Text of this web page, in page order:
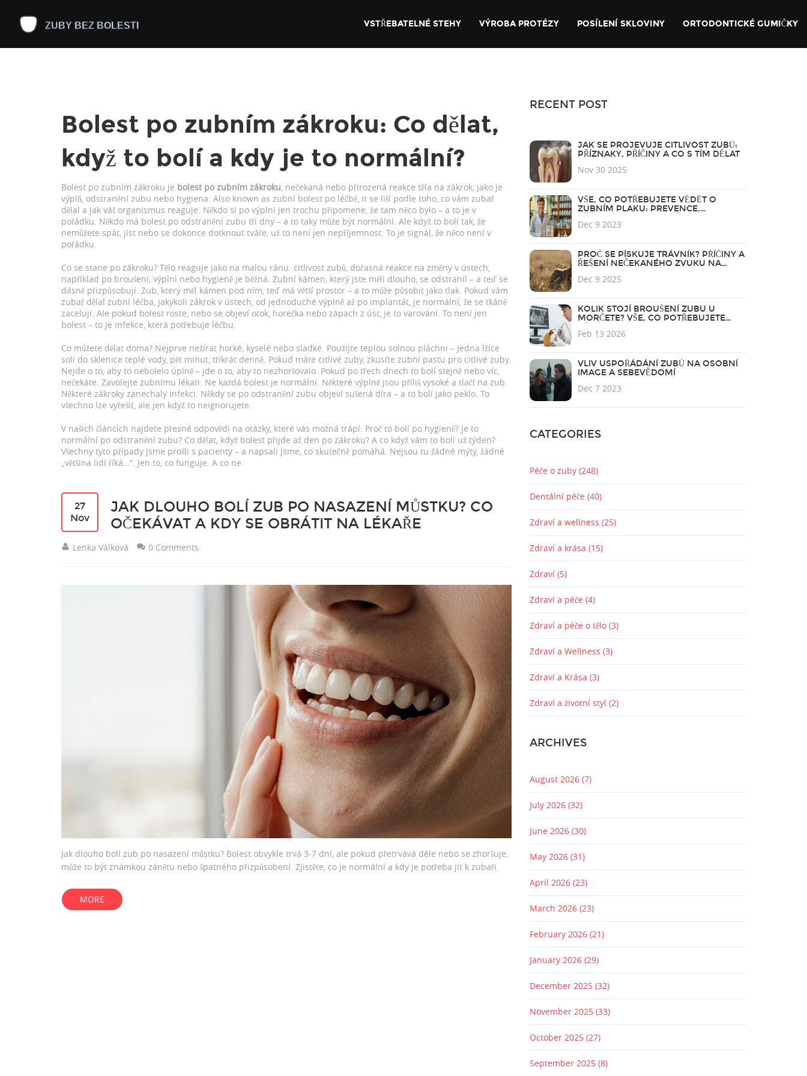
VSTŘEBATELNÉ STEHY VÝROBA PROTÉZY POSÍLENÍ SKLOVINY ORTODONTICKÉ GUMIČKY
Bolest po zubním zákroku: Co dělat,
když to bolí a kdy je to normální?
Bolest po zubním zákroku je bolest po zubním zákroku, nečekaná nebo přirozená reakce těla na zákrok, jako je
výplň, odstranění zubu nebo hygiena. Also known as zubní bolest po léčbě, it se liší podle toho, co vám zubař
dělal a jak váš organismus reaguje. Někdo si po výplni jen trochu připomene, že tam něco bylo – a to je v
pořádku. Někdo má bolest po odstranění zubu tři dny – a to taky může být normální. Ale když to bolí tak, že
nemůžete spát, jíst nebo se dokonce dotknout tváře, už to není jen nepříjemnost. To je signál, že něco není v
pořádku.
Co se stane po zákroku? Tělo reaguje jako na malou ránu. citlivost zubů, dočasná reakce na změny v ústech,
například po broušení, výplni nebo hygieně je běžná. Zubní kámen, který jste měli dlouho, se odstranil – a teď se
dásně přizpůsobují. Zub, který měl kámen pod ním, teď má větší prostor – a to může působit jako tlak. Pokud vám
zubař dělal zubní léčba, jakýkoli zákrok v ústech, od jednoduché výplně až po implantát, je normální, že se tkáně
zacelují. Ale pokud bolest roste, nebo se objeví otok, horečka nebo zápach z úst, je to varování. To není jen
bolest – to je infekce, která potřebuje léčbu.
Co můžete dělat doma? Nejprve nežírat horké, kyselé nebo sladké. Použijte teplou solnou pláchni – jedna lžíce
soli do sklenice teplé vody, pět minut, třikrát denně. Pokud máte citlivé zuby, zkusíte zubní pastu pro citlivé zuby.
Nejde o to, aby to nebolelo úplně – jde o to, aby to nezhoršovalo. Pokud po třech dnech to bolí stejně nebo víc,
nečekáte. Zavolejte zubnímu lékaři. Ne každá bolest je normální. Některé výplně jsou příliš vysoké a tlačí na zub.
Některé zákroky zanechaly infekci. Někdy se po odstranění zubu objeví sušená díra – a to bolí jako peklo. To
všechno lze vyřešit, ale jen když to neignorujete.
V našich článcích najdete přesné odpovědi na otázky, které vás možná trápí: Proč to bolí po hygieně? Je to
normální po odstranění zubu? Co dělat, když bolest přijde až den po zákroku? A co když vám to bolí už týden?
Všechny tyto případy jsme prošli s pacienty – a napsali jsme, co skutečně pomáhá. Nejsou tu žádné mýty, žádné
„většina lidí říká…“. Jen to, co funguje. A co ne.
27
Nov
JAK DLOUHO BOLÍ ZUB PO NASAZENÍ MŮSTKU? CO
OČEKÁVAT A KDY SE OBRÁTIT NA LÉKAŘE
Lenka Válková 0 Comments
Jak dlouho bolí zub po nasazení můstku? Bolest obvykle trvá 3-7 dní, ale pokud přetrvává déle nebo se zhoršuje,
může to být známkou zánětu nebo špatného přizpůsobení. Zjistěte, co je normální a kdy je potřeba jít k zubaři.
MORE
RECENT POST
JAK SE PROJEVUJE CITLIVOST ZUBŮ:
PŘÍZNAKY, PŘÍČINY A CO S TÍM DĚLAT
Nov 30 2025
VŠE, CO POTŘEBUJETE VĚDĚT O
ZUBNÍM PLAKU: PREVENCE,
Dec 9 2023
PROČ SE PÍSKUJE TRÁVNÍK? PŘÍČINY A
ŘEŠENÍ NEČEKANÉHO ZVUKU NA
Dec 9 2025
KOLIK STOJÍ BROUŠENÍ ZUBU U
MORČETE? VŠE, CO POTŘEBUJETE
Feb 13 2026
VLIV USPOŘÁDÁNÍ ZUBŮ NA OSOBNÍ
IMAGE A SEBEVĚDOMÍ
Dec 7 2023
CATEGORIES
Péče o zuby (248)
Dentální péče (40)
Zdraví a wellness (25)
Zdraví a krása (15)
Zdraví (5)
Zdraví a péče (4)
Zdraví a péče o tělo (3)
Zdraví a Wellness (3)
Zdraví a Krása (3)
Zdraví a životní styl (2)
ARCHIVES
August 2026 (7)
July 2026 (32)
June 2026 (30)
May 2026 (31)
April 2026 (23)
March 2026 (23)
February 2026 (21)
January 2026 (29)
December 2025 (32)
November 2025 (33)
October 2025 (27)
September 2025 (8)